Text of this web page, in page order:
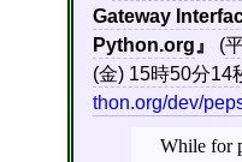
Gateway
Python.org
(
(金) 15時50分14
thon.org/dev/
While for